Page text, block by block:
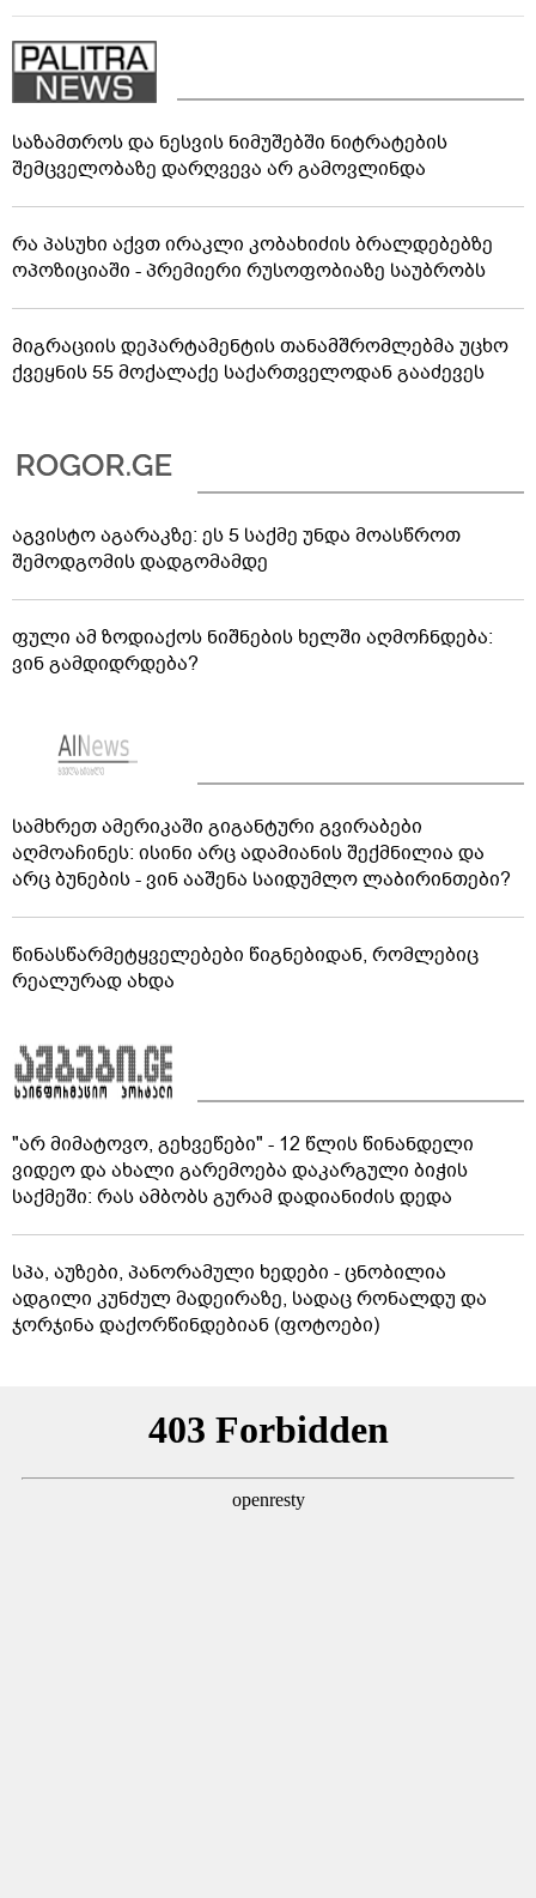
საზამთროს და ნესვის ნიმუშებში ნიტრატების
შემცველობაზე დარღვევა არ გამოვლინდა
რა პასუხი აქვთ ირაკლი კობახიძის ბრალდებებზე
ოპოზიციაში - პრემიერი რუსოფობიაზე საუბრობს
მიგრაციის დეპარტამენტის თანამშრომლებმა უცხო
ქვეყნის 55 მოქალაქე საქართველოდან გააძევეს
აგვისტო აგარაკზე: ეს 5 საქმე უნდა მოასწროთ
შემოდგომის დადგომამდე
ფული ამ ზოდიაქოს ნიშნების ხელში აღმოჩნდება:
ვინ გამდიდრდება?
სამხრეთ ამერიკაში გიგანტური გვირაბები
აღმოაჩინეს: ისინი არც ადამიანის შექმნილია და
არც ბუნების - ვინ ააშენა საიდუმლო ლაბირინთები?
წინასწარმეტყველებები წიგნებიდან, რომლებიც
რეალურად ახდა
"არ მიმატოვო, გეხვეწები" - 12 წლის წინანდელი
ვიდეო და ახალი გარემოება დაკარგული ბიჭის
საქმეში: რას ამბობს გურამ დადიანიძის დედა
სპა, აუზები, პანორამული ხედები - ცნობილია
ადგილი კუნძულ მადეირაზე, სადაც რონალდუ და
ჯორჯინა დაქორწინდებიან (ფოტოები)